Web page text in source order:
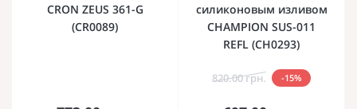
CRON ZEUS 361-G
(CR0089)
силиконовым изливом
CHAMPION SUS-011
REFL (CH0293)
820.00 грн. -15%